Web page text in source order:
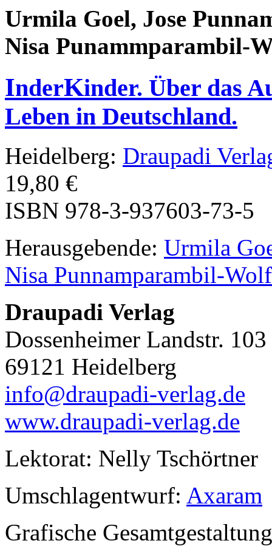
Urmila Goel, Jose
Nisa Punammparambil-
InderKinder. Über das
Leben in Deutschland.
Heidelberg: Draupadi
19,80 €
ISBN 978-3-937603-73-5
Herausgebende: Urmila
Nisa Punnamparambil-Wolf
Draupadi Verlag
Dossenheimer Landstr. 103
69121 Heidelberg
info@draupadi-verlag.de
www.draupadi-verlag.de
Lektorat: Nelly Tschörtner
Umschlagentwurf: Axaram
Grafische